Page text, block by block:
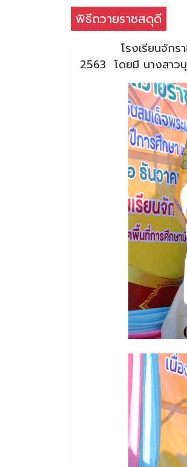
พิธีถวายราชสดุดี
โรงเรียนจัก
2563 โดยมี นางสาว